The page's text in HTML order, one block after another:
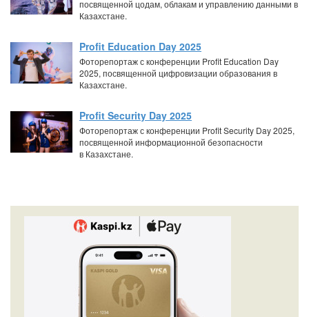
посвященной цодам, облакам и управлению данными в
Казахстане.
Profit Education Day 2025
Фоторепортаж с конференции Profit Education Day
2025, посвященной цифровизации образования в
Казахстане.
Profit Security Day 2025
Фоторепортаж с конференции Profit Security Day 2025,
посвященной информационной безопасности
в Казахстане.